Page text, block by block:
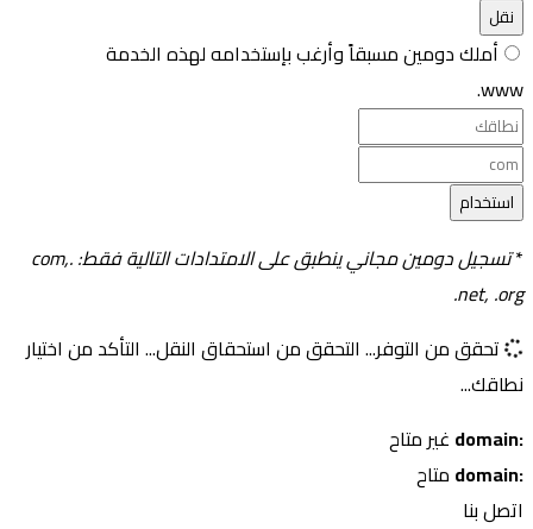
نقل
أملك دومين مسبقاً وأرغب بإستخدامه لهذه الخدمة
www.
استخدام
*
تسجيل دومين مجاني ينطبق على الامتدادات التالية فقط: .com,
.net, .org
تحقق من التوفر... التحقق من استحقاق النقل... التأكد من اختيار
نطاقك...
:domain
غير متاح
:domain
متاح
اتصل بنا